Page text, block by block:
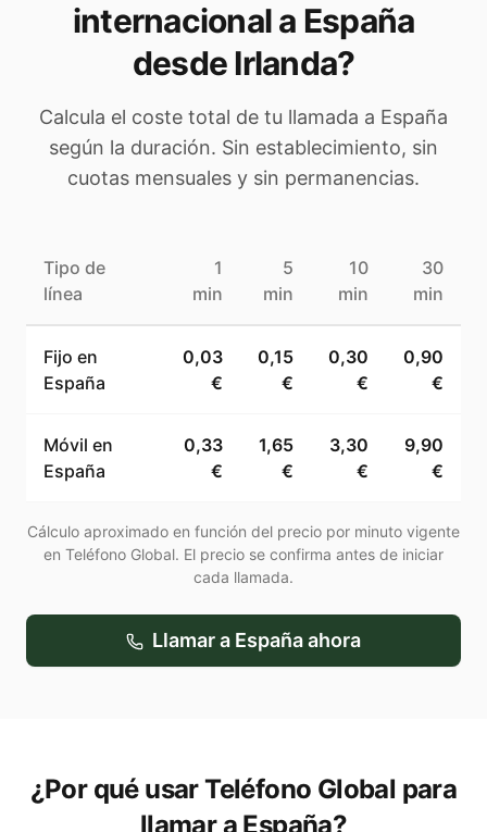
internacional a España
desde Irlanda?
Calcula el coste total de tu llamada a España
según la duración. Sin establecimiento, sin
cuotas mensuales y sin permanencias.
Tipo de
línea
1
min
5
min
10
min
30
min
Fijo en
España
0,03
€
0,15
€
0,30
€
0,90
€
Móvil en
España
0,33
€
1,65
€
3,30
€
9,90
€
Cálculo aproximado en función del precio por minuto vigente
en Teléfono Global. El precio se confirma antes de iniciar
cada llamada.
Llamar a Españaahora
¿Por qué usar Teléfono Global para
llamar a España?